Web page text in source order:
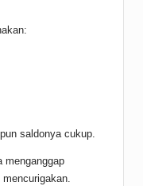
saldonya cukup.
menganggap